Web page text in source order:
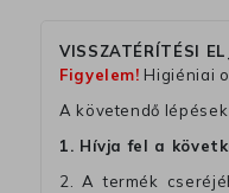
VISSZATÉRÍTÉSI
Figyelem! Higiéniai
A követendő
1. Hívja fel a
2. A termék